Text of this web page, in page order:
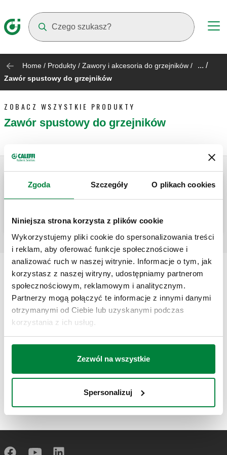
Zgoda Szczegóły O plikach cookies
Niniejsza strona korzysta z plików cookie
Wykorzystujemy pliki cookie do spersonalizowania treści
i reklam, aby oferować funkcje społecznościowe i
analizować ruch w naszej witrynie. Informacje o tym, jak
korzystasz z naszej witryny, udostępniamy partnerom
społecznościowym, reklamowym i analitycznym.
Partnerzy mogą połączyć te informacje z innymi danymi
otrzymanymi od Ciebie lub uzyskanymi podczas
korzystania z ich usług.
Zezwól na wszystkie
Spersonalizuj
Home / Produkty / Zawory i akcesoria do grzejników / ... /
Zawór spustowy do grzejników
ZOBACZ WSZYSTKIE PRODUKTY
Zawór spustowy do grzejników
Zawór spustowy do grzejników i kotłów